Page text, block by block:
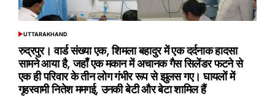
POSTED
UTTARAKHAND
रुद्रपुर। वार्ड संख्या एक, शिमला बहादुर में एक दर्दनाक हादसा
सामने आया है, जहाँ एक मकान में अचानक गैस सिलेंडर फटने से
एक ही परिवार के तीन लोग गंभीर रूप से झुलस गए। घायलों में
गृहस्वामी नितेश ममगई, उनकी बेटी और बेटा शामिल हैं